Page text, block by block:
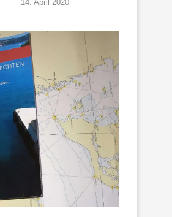
14. April 2020